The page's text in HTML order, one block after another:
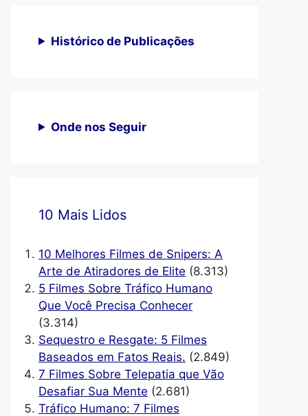
LENDOHistórico de Publicações
Onde nos Seguir
10 Mais Lidos
10 Melhores Filmes de Snipers: A
Arte de Atiradores de Elite (8.313)
5 Filmes Sobre Tráfico Humano
Que Você Precisa Conhecer
(3.314)
Sequestro e Resgate: 5 Filmes
Baseados em Fatos Reais. (2.849)
7 Filmes Sobre Telepatia que Vão
Desafiar Sua Mente (2.681)
Tráfico Humano: 7 Filmes